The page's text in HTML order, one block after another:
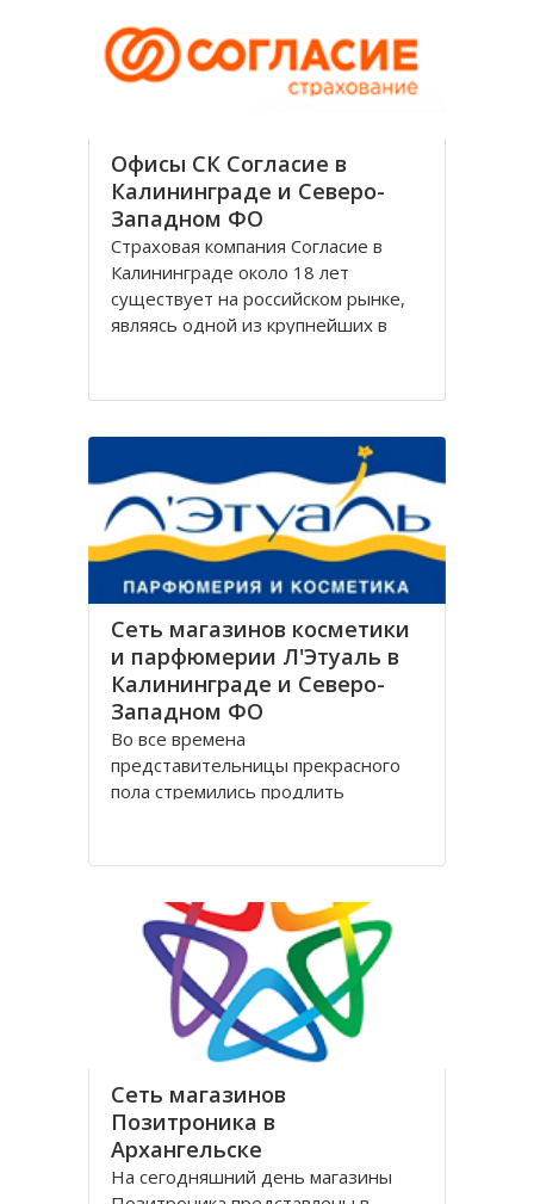
страховую группу
Офисы СК Согласие в
Калининграде и Северо-
Западном ФО
Страховая компания Согласие в
Калининграде около 18 лет
существует на российском рынке,
являясь одной из крупнейших в
только с лучшей стороны.
широко разветвлённую сеть
филиалов, которая охватывает
Сеть магазинов косметики
и парфюмерии Л'Этуаль в
Калининграде и Северо-
Западном ФО
Во все времена
представительницы прекрасного
пола стремились продлить
Женщины прилагали массу усилий
для достижения цели. Но это уже в
прошлом! Сегодня, благодаря
колоссальным достижениям в
области косметологии, ухаживать
за лицом и телом стало
Сеть магазинов
Позитроника в
Архангельске
На сегодняшний день магазины